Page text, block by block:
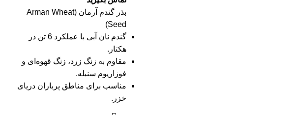
بذر گندم آرمان (Arman Wheat
Seed)
گندم نان آبی با عملکرد 6 تن در
هکتار.
مقاوم به زنگ زرد، زنگ قهوه‌ای و
فوزاریوم سنبله.
مناسب برای مناطق پرباران دریای
خزر.